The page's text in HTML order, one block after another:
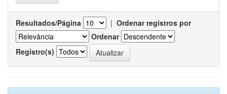
Resultados/Página | Ordenar registros por
Ordenar
Registro(s)